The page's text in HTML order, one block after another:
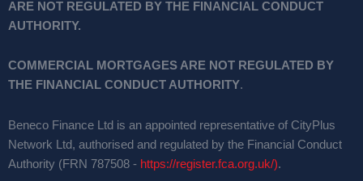
ARE NOT REGULATED BY THE FINANCIAL CONDUCT
AUTHORITY.
COMMERCIAL MORTGAGES ARE NOT REGULATED BY
THE FINANCIAL CONDUCT AUTHORITY.
Beneco Finance Ltd is an appointed representative of CityPlus
Network Ltd, authorised and regulated by the Financial Conduct
Authority (FRN 787508 - https://register.fca.org.uk/).